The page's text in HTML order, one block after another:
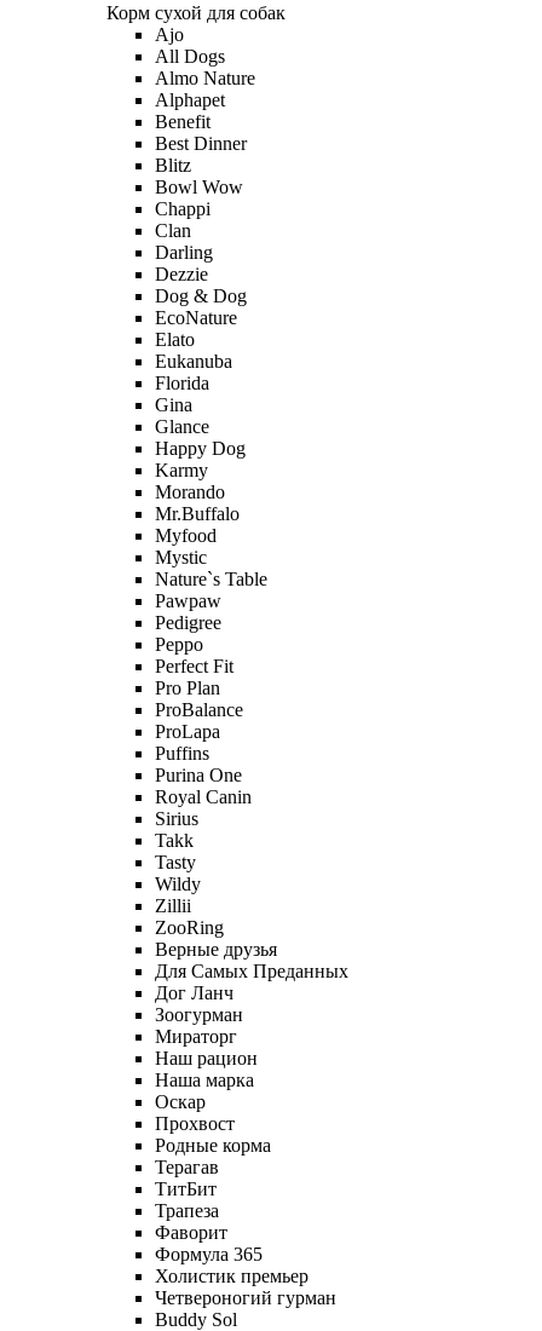
Корм сухой для собак
Ajo
All Dogs
Almo Nature
Alphapet
Benefit
Best Dinner
Blitz
Bowl Wow
Chappi
Clan
Darling
Dezzie
Dog & Dog
EcoNature
Elato
Eukanuba
Florida
Gina
Glance
Happy Dog
Karmy
Morando
Mr.Buffalo
Myfood
Mystic
Nature`s Table
Pawpaw
Pedigree
Peppo
Perfect Fit
Pro Plan
ProBalance
ProLapa
Puffins
Purina One
Royal Canin
Sirius
Takk
Tasty
Wildy
Zillii
ZooRing
Верные друзья
Для Самых Преданных
Дог Ланч
Зоогурман
Мираторг
Наш рацион
Наша марка
Оскар
Прохвост
Родные корма
Терагав
ТитБит
Трапеза
Фаворит
Формула 365
Холистик премьер
Четвероногий гурман
Buddy Sol